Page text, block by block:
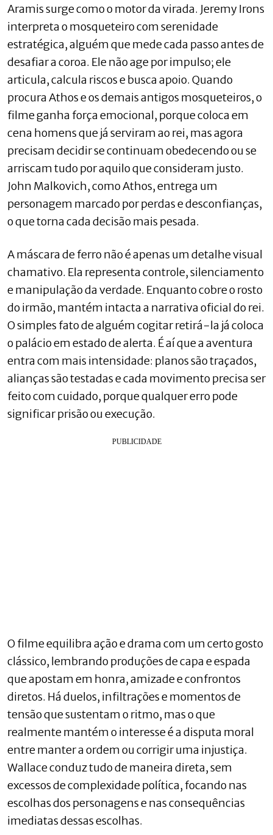
Aramis surge como o motor da virada. Jeremy Irons
interpreta o mosqueteiro com serenidade
estratégica, alguém que mede cada passo antes de
desafiar a coroa. Ele não age por impulso; ele
articula, calcula riscos e busca apoio. Quando
procura Athos e os demais antigos mosqueteiros, o
filme ganha força emocional, porque coloca em
cena homens que já serviram ao rei, mas agora
precisam decidir se continuam obedecendo ou se
arriscam tudo por aquilo que consideram justo.
John Malkovich, como Athos, entrega um
personagem marcado por perdas e desconfianças,
o que torna cada decisão mais pesada.
A máscara de ferro não é apenas um detalhe visual
chamativo. Ela representa controle, silenciamento
e manipulação da verdade. Enquanto cobre o rosto
do irmão, mantém intacta a narrativa oficial do rei.
O simples fato de alguém cogitar retirá-la já coloca
o palácio em estado de alerta. É aí que a aventura
entra com mais intensidade: planos são traçados,
alianças são testadas e cada movimento precisa ser
feito com cuidado, porque qualquer erro pode
significar prisão ou execução.
O filme equilibra ação e drama com um certo gosto
clássico, lembrando produções de capa e espada
que apostam em honra, amizade e confrontos
diretos. Há duelos, infiltrações e momentos de
tensão que sustentam o ritmo, mas o que
realmente mantém o interesse é a disputa moral
entre manter a ordem ou corrigir uma injustiça.
Wallace conduz tudo de maneira direta, sem
excessos de complexidade política, focando nas
escolhas dos personagens e nas consequências
imediatas dessas escolhas.